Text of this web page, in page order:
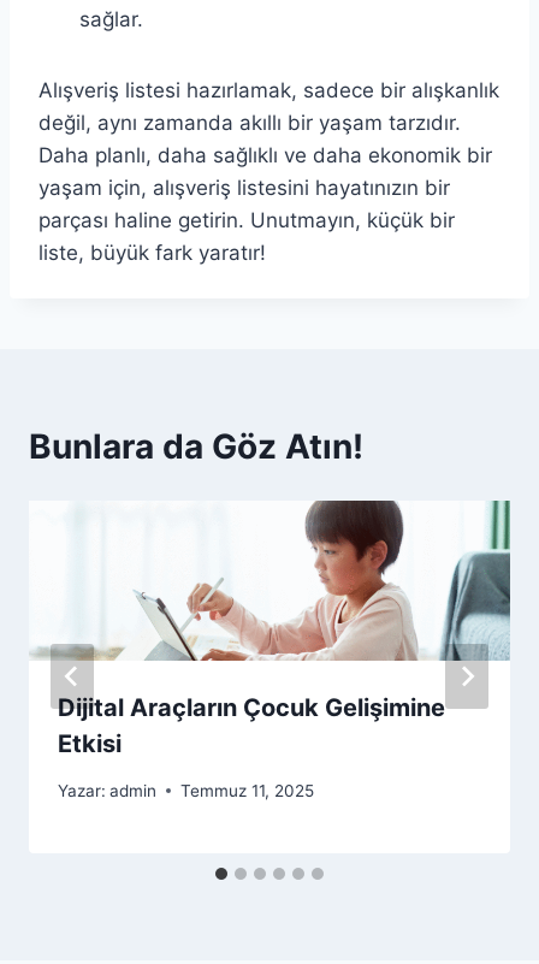
sağlar.
Alışveriş listesi hazırlamak, sadece bir alışkanlık
değil, aynı zamanda akıllı bir yaşam tarzıdır.
Daha planlı, daha sağlıklı ve daha ekonomik bir
yaşam için, alışveriş listesini hayatınızın bir
parçası haline getirin. Unutmayın, küçük bir
liste, büyük fark yaratır!
Bunlara da Göz Atın!
Dijital Araçların Çocuk Gelişimine
Etkisi
Yazar: admin Temmuz 11, 2025